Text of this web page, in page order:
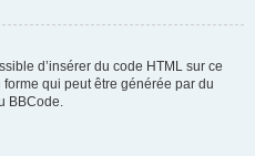
d’insérer du code HTML sur ce
qui peut être générée par du
BBCode.